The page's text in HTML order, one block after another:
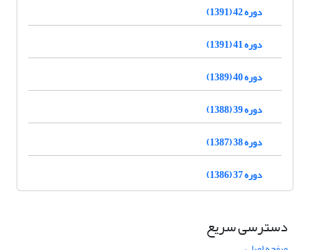
دوره 42 (1391)
دوره 41 (1391)
دوره 40 (1389)
دوره 39 (1388)
دوره 38 (1387)
دوره 37 (1386)
دسترسی سریع